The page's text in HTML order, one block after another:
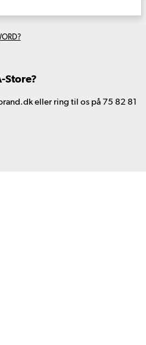
Store?
eller ring til os på 75 82 81